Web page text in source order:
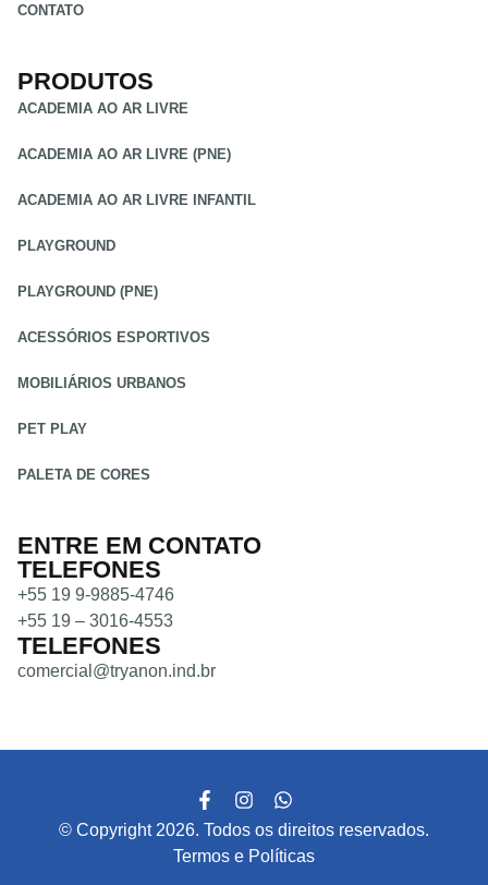
CONTATO
PRODUTOS
ACADEMIA AO AR LIVRE
ACADEMIA AO AR LIVRE (PNE)
ACADEMIA AO AR LIVRE INFANTIL
PLAYGROUND
PLAYGROUND (PNE)
ACESSÓRIOS ESPORTIVOS
MOBILIÁRIOS URBANOS
PET PLAY
PALETA DE CORES
ENTRE EM CONTATO
TELEFONES
+55 19 9-9885-4746
+55 19 – 3016-4553
TELEFONES
comercial@tryanon.ind.br
© Copyright 2026. Todos os direitos reservados.
Termos e Políticas